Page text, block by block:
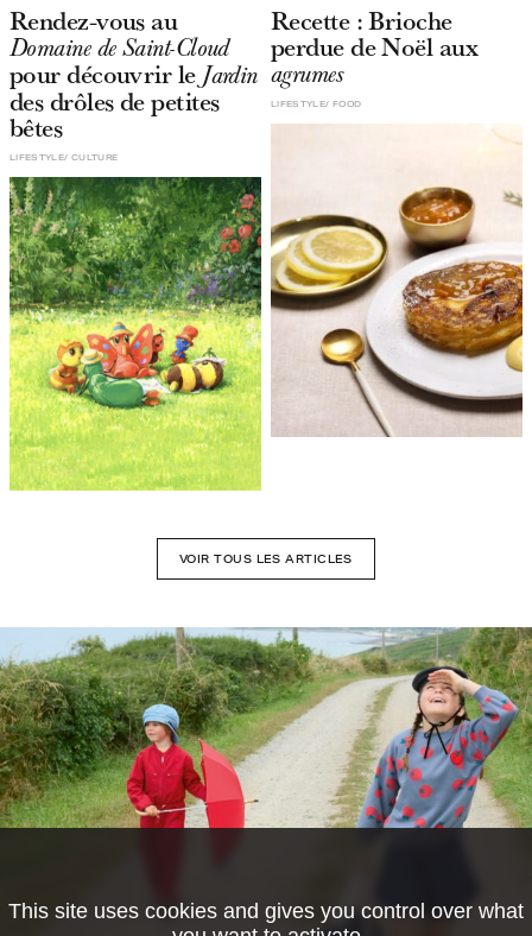
Rendez-vous au
Domaine de Saint-Cloud
pour découvrir le Jardin
des drôles de petites
bêtes
CULTURE
LIFESTYLE
Recette : Brioche
perdue de Noël aux
agrumes
FOOD
LIFESTYLE
VOIR TOUS LES ARTICLES
This site uses cookies and gives you control over what